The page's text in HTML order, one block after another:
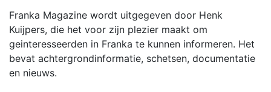
Franka Magazine wordt uitgegeven door Henk
Kuijpers, die het voor zijn plezier maakt om
geinteresseerden in Franka te kunnen informeren. Het
bevat achtergrondinformatie, schetsen, documentatie
en nieuws.